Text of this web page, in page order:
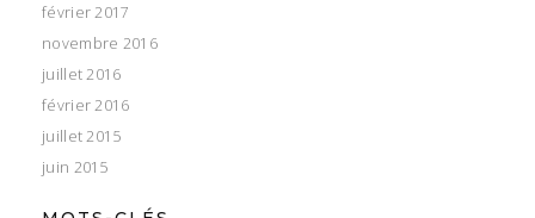
février 2017
novembre 2016
juillet 2016
février 2016
juillet 2015
juin 2015